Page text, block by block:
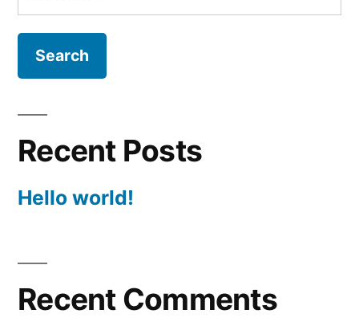
for:
Recent Posts
Hello world!
Recent Comments